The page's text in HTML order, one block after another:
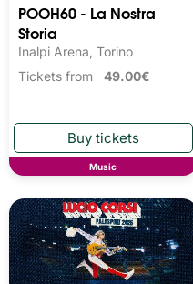
POOH60 - La Nostra
Storia
Inalpi Arena, Torino
Tickets from 49.00€
Music